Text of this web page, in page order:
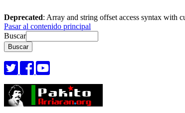
Deprecated: Array and string offset access syntax with
Pasar al contenido principal
Buscar